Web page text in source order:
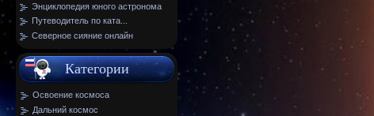
Энциклопедия юного астронома
Путеводитель по ката...
Северное сияние онлайн
Категории
Освоение космоса
Дальний космос